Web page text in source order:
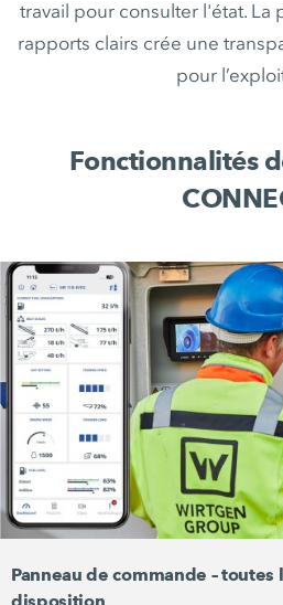
travail pour consulter l'état.
rapports clairs crée une
pour
Fonctionnalités
Panneau de commande –
disposition